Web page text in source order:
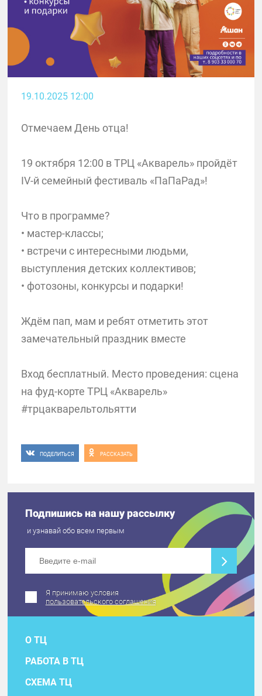
19.10.2025 12:00
Отмечаем День отца!
19 октября 12:00 в ТРЦ «Акварель» пройдёт
IV-й семейный фестиваль «ПаПаРад»!
Что в программе?
• мастер-классы;
• встречи с интересными людьми,
выступления детских коллективов;
• фотозоны, конкурсы и подарки!
Ждём пап, мам и ребят отметить этот
замечательный праздник вместе
Вход бесплатный. Место проведения: сцена
на фуд-корте ТРЦ «Акварель»
#трцакварельтольятти
ПОДЕЛИТЬСЯ РАССКАЗАТЬ
Подпишись на нашу рассылку
и узнавай обо всем первым
Я принимаю условия
пользовательского соглашения
О ТЦ
РАБОТА В ТЦ
СХЕМА ТЦ